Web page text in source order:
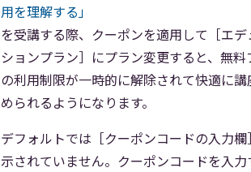
用を理解する」
を受講する際、クーポンを適用して［エデ
ションプラン］にプラン変更すると、無料
の利用制限が一時的に解除されて快適に講
められるようになります。
デフォルトでは［クーポンコードの入力
示されていません。クーポンコードを入